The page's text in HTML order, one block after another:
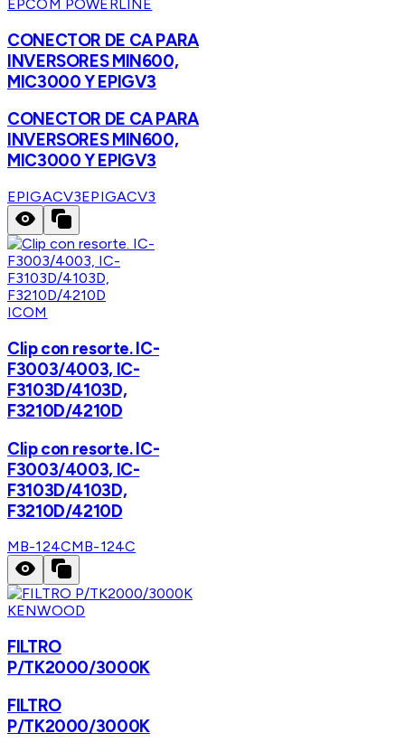
EPCOM POWERLINE
CONECTOR DE CA PARA
INVERSORES MIN600,
MIC3000 Y EPIGV3
CONECTOR DE CA PARA
INVERSORES MIN600,
MIC3000 Y EPIGV3
EPIGACV3EPIGACV3
ICOM
Clip con resorte. IC-
F3003/4003, IC-
F3103D/4103D,
F3210D/4210D
Clip con resorte. IC-
F3003/4003, IC-
F3103D/4103D,
F3210D/4210D
MB-124CMB-124C
KENWOOD
FILTRO
P/TK2000/3000K
FILTRO
P/TK2000/3000K